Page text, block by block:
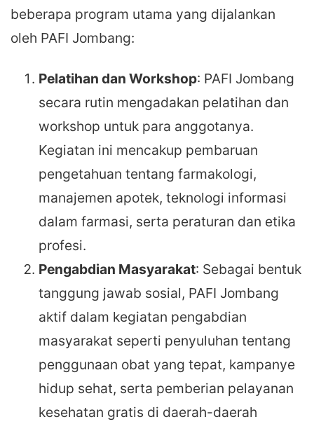
beberapa program utama yang dijalankan
oleh PAFI Jombang:
Pelatihan dan Workshop: PAFI Jombang
secara rutin mengadakan pelatihan dan
workshop untuk para anggotanya.
Kegiatan ini mencakup pembaruan
pengetahuan tentang farmakologi,
manajemen apotek, teknologi informasi
dalam farmasi, serta peraturan dan etika
profesi.
Pengabdian Masyarakat: Sebagai bentuk
tanggung jawab sosial, PAFI Jombang
aktif dalam kegiatan pengabdian
masyarakat seperti penyuluhan tentang
penggunaan obat yang tepat, kampanye
hidup sehat, serta pemberian pelayanan
kesehatan gratis di daerah-daerah